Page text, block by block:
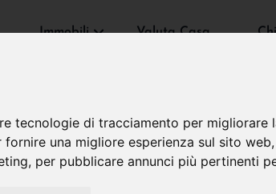
tecnologie di tracciamento per migliorare
fornire una migliore esperienza sul sito web,
, per pubblicare annunci più pertinenti
Immobili Valuta Casa